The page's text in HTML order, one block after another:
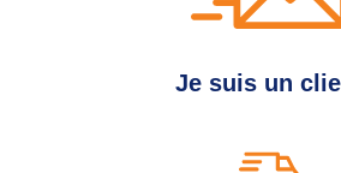
Je suis un